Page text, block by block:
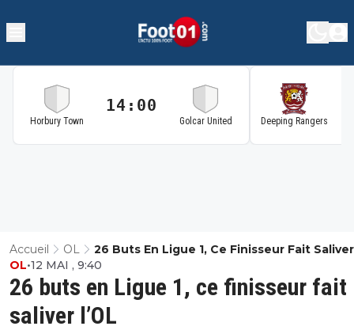
Horbury Town
14:00
Golcar United Deeping Rangers
Accueil OL 26 Buts En Ligue 1, Ce Finisseur Fait Saliver
26 buts en Ligue 1, ce finisseur fait
saliver l’OL
OL•12 MAI , 9:40